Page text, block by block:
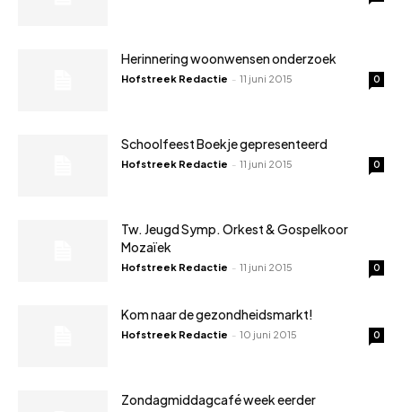
Herinnering woonwensen onderzoek
Hofstreek Redactie - 11 juni 2015 0
Schoolfeest Boekje gepresenteerd
Hofstreek Redactie - 11 juni 2015 0
Tw. Jeugd Symp. Orkest & Gospelkoor
Mozaïek
Hofstreek Redactie - 11 juni 2015 0
Kom naar de gezondheidsmarkt!
Hofstreek Redactie - 10 juni 2015 0
Zondagmiddagcafé week eerder